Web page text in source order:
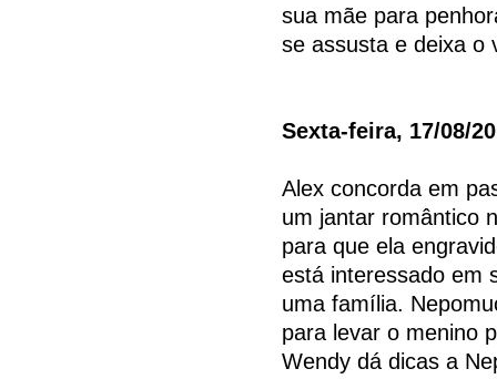
sua mãe para
se assusta e deixa o
Sexta-feira, 17/08/
Alex concorda em
um jantar romântico
para que ela
está interessado em
uma família.
para levar o menino
Wendy dá dicas a